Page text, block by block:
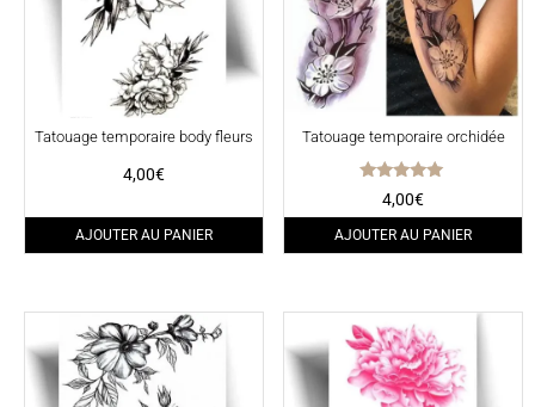
Tatouage temporaire body fleurs
4,00€
AJOUTER AU PANIER
Tatouage temporaire orchidée
Note
5.00
4,00€
AJOUTER AU PANIER